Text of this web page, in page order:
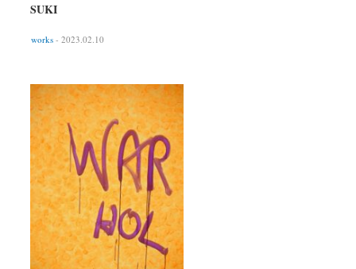
SUKI
works - 2023.02.10